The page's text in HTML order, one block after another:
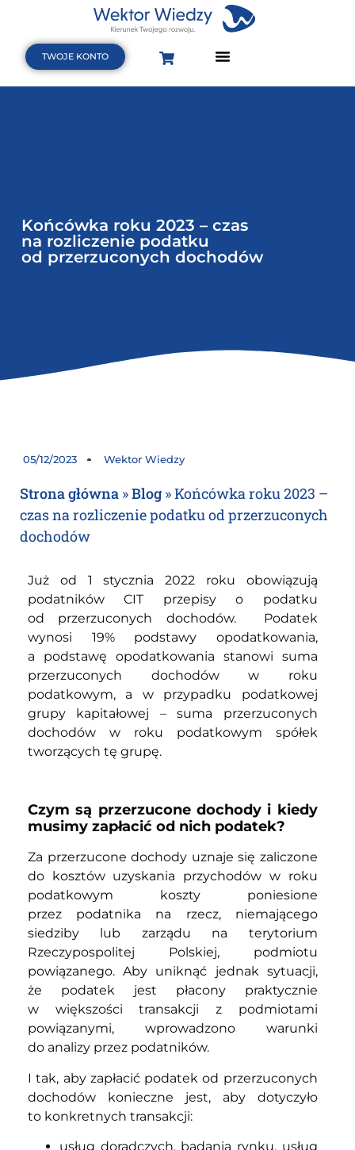
TWOJE KONTO
Końcówka roku 2023 – czas
na rozliczenie podatku
od przerzuconych dochodów
05/12/2023 Wektor Wiedzy
Strona główna »Blog»Końcówka roku 2023 –
czas na rozliczenie podatku od przerzuconych
dochodów
Już od 1 stycznia 2022 roku obowiązują
podatników CIT przepisy o podatku
od przerzuconych dochodów. Podatek
wynosi 19% podstawy opodatkowania,
a podstawę opodatkowania stanowi suma
przerzuconych dochodów w roku
podatkowym, a w przypadku podatkowej
grupy kapitałowej – suma przerzuconych
dochodów w roku podatkowym spółek
tworzących tę grupę.
Czym są przerzucone dochody i kiedy
musimy zapłacić od nich podatek?
Za przerzucone dochody uznaje się zaliczone
do kosztów uzyskania przychodów w roku
podatkowym koszty poniesione
przez podatnika na rzecz, niemającego
siedziby lub zarządu na terytorium
Rzeczypospolitej Polskiej, podmiotu
powiązanego. Aby uniknąć jednak sytuacji,
że podatek jest płacony praktycznie
w większości transakcji z podmiotami
powiązanymi, wprowadzono warunki
do analizy przez podatników.
I tak, aby zapłacić podatek od przerzuconych
dochodów konieczne jest, aby dotyczyło
to konkretnych transakcji:
usług doradczych, badania rynku, usług